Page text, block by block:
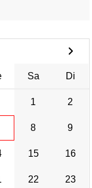
Sa Di
1 2
8 9
15 16
22 23